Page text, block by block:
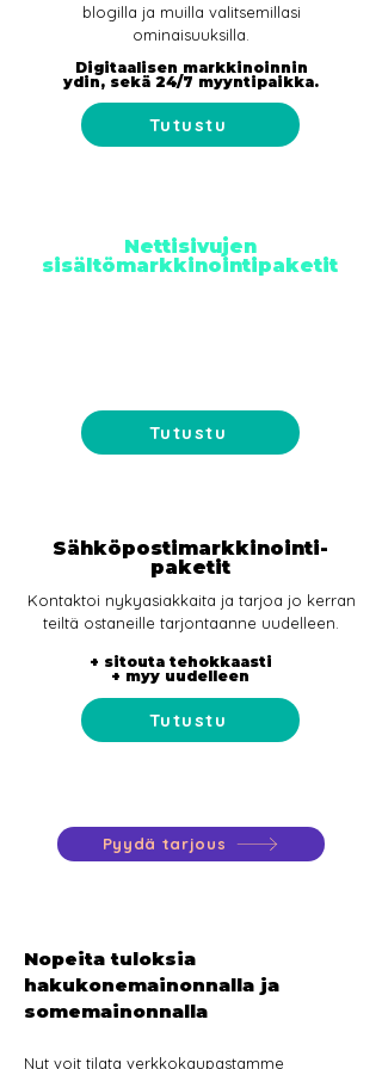
blogilla ja muilla valitsemillasi
ominaisuuksilla.
Digitaalisen markkinoinnin
ydin, sekä 24/7 myyntipaikka.
Tutustu
Nettisivujen
sisältömarkkinointipaketit
Tutustu
Sähköpostimarkkinointi-
paketit
Kontaktoi nykyasiakkaita ja tarjoa jo kerran
teiltä ostaneille tarjontaanne uudelleen.
+ sitouta tehokkaasti
+ myy uudelleen
Tutustu
Pyydä tarjous
Nopeita tuloksia
hakukonemainonnalla ja
somemainonnalla
Nyt voit tilata verkkokaupastamme